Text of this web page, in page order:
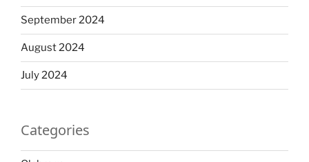
September 2024
August 2024
July 2024
Categories